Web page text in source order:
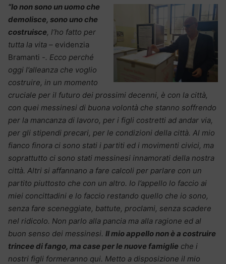
“Io non sono un uomo che
demolisce, sono uno che
costruisce, l’ho fatto per
tutta la vita – evidenzia
Bramanti -. Ecco perché
oggi l’alleanza che voglio
costruire, in un momento
cruciale per il futuro dei prossimi decenni, è con la città,
con quei messinesi di buona volontà che stanno soffrendo
per la mancanza di lavoro, per i figli costretti ad andar via,
per gli stipendi precari, per le condizioni della città. Al mio
fianco finora ci sono stati i partiti ed i movimenti civici, ma
soprattutto ci sono stati messinesi innamorati della nostra
città. Altri si affannano a fare calcoli per parlare con un
partito piuttosto che con un altro. Io l’appello lo faccio ai
miei concittadini e lo faccio restando quello che io sono,
senza fare sceneggiate, battute, proclami, senza scadere
nel ridicolo. Non parlo alla pancia ma alla ragione ed al
buon senso dei messinesi. Il mio appello non è a costruire
trincee di fango, ma case per le nuove famiglie che i
nostri figli formeranno qui. Metto a disposizione il mio